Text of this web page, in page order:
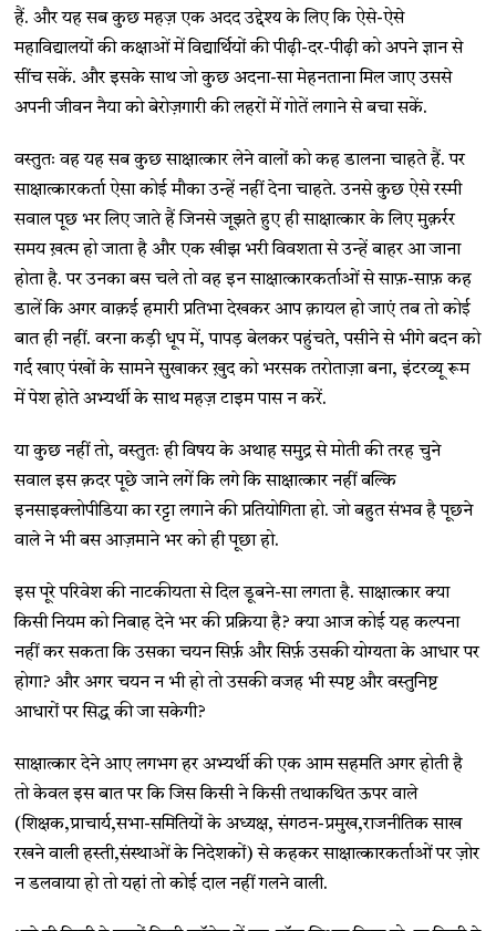
हैं. और यह सब कुछ महज़ एक अदद उद्देश्य के लिए कि ऐसे-ऐसे
महाविद्यालयों की कक्षाओं में विद्यार्थियों की पीढ़ी-दर-पीढ़ी को अपने ज्ञान से
सींच सकें. और इसके साथ जो कुछ अदना-सा मेहनताना मिल जाए उससे
अपनी जीवन नैया को बेरोज़गारी की लहरों में गोतें लगाने से बचा सकें.
वस्तुतः वह यह सब कुछ साक्षात्कार लेने वालों को कह डालना चाहते हैं. पर
साक्षात्कारकर्ता ऐसा कोई मौका उन्हें नहीं देना चाहते. उनसे कुछ ऐसे रस्मी
सवाल पूछ भर लिए जाते हैं जिनसे जूझते हुए ही साक्षात्कार के लिए मुक़र्रर
समय ख़त्म हो जाता है और एक खीझ भरी विवशता से उन्हें बाहर आ जाना
होता है. पर उनका बस चले तो वह इन साक्षात्कारकर्ताओं से साफ़-साफ़ कह
डालें कि अगर वाक़ई हमारी प्रतिभा देखकर आप क़ायल हो जाएं तब तो कोई
बात ही नहीं. वरना कड़ी धूप में, पापड़ बेलकर पहुंचते, पसीने से भीगे बदन को
गर्द खाए पंखों के सामने सुखाकर ख़ुद को भरसक तरोताज़ा बना, इंटरव्यू रूम
में पेश होते अभ्यर्थी के साथ महज़ टाइम पास न करें.
या कुछ नहीं तो, वस्तुतः ही विषय के अथाह समुद्र से मोती की तरह चुने
सवाल इस क़दर पूछे जाने लगें कि लगे कि साक्षात्कार नहीं बल्कि
इनसाइक्लोपीडिया का रट्टा लगाने की प्रतियोगिता हो. जो बहुत संभव है पूछने
वाले ने भी बस आज़माने भर को ही पूछा हो.
इस पूरे परिवेश की नाटकीयता से दिल डूबने-सा लगता है. साक्षात्कार क्या
किसी नियम को निबाह देने भर की प्रक्रिया है? क्या आज कोई यह कल्पना
नहीं कर सकता कि उसका चयन सिर्फ़ और सिर्फ़ उसकी योग्यता के आधार पर
होगा? और अगर चयन न भी हो तो उसकी वजह भी स्पष्ट और वस्तुनिष्ट
आधारों पर सिद्ध की जा सकेगी?
साक्षात्कार देने आए लगभग हर अभ्यर्थी की एक आम सहमति अगर होती है
तो केवल इस बात पर कि जिस किसी ने किसी तथाकथित ऊपर वाले
(शिक्षक,प्राचार्य,सभा-समितियों के अध्यक्ष, संगठन-प्रमुख,राजनीतिक साख
रखने वाली हस्ती,संस्थाओं के निदेशकों) से कहकर साक्षात्कारकर्ताओं पर ज़ोर
न डलवाया हो तो यहां तो कोई दाल नहीं गलने वाली.